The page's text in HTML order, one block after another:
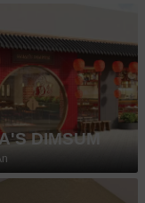
DIMSUM